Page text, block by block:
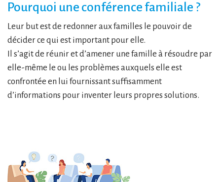
Pourquoi une conférence familiale ?
Leur but est de redonner aux familles le pouvoir de
décider ce qui est important pour elle.
Il s’agit de réunir et d’amener une famille à résoudre par
elle-même le ou les problèmes auxquels elle est
confrontée en lui fournissant suffisamment
d’informations pour inventer leurs propres solutions.